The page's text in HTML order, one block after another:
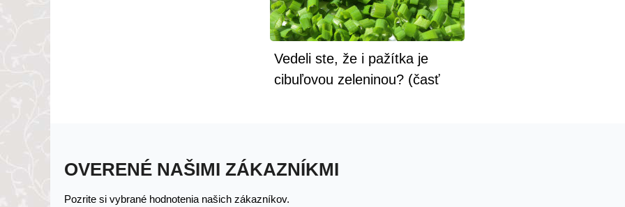
Vedeli ste, že i pažítka je
cibuľovou zeleninou? (časť
OVERENÉ NAŠIMI ZÁKAZNÍKMI
Pozrite si vybrané hodnotenia našich zákazníkov.